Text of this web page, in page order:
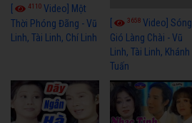
4110 Video] Một
Thời Phóng Đãng - Vũ
Linh, Tài Linh, Chí Linh
3658Video] Sóng
Gió Làng Chài - Vũ
Linh, Tài Linh, Khánh
Tuấn